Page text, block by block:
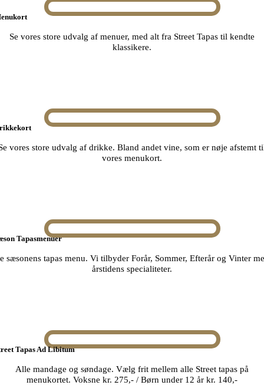
Se vores store udvalg af menuer, med alt fra Street Tapas til kendte
klassikere.
vores store udvalg af drikke. Bland andet vine, som er nøje afstemt
vores menukort.
Tapasmenuer
sæsonens tapas menu. Vi tilbyder Forår, Sommer, Efterår og Vinter
årstidens specialiteter.
Tapas Ad Libitum
Alle mandage og søndage. Vælg frit mellem alle Street tapas på
menukortet. Voksne kr. 275,- / Børn under 12 år kr. 140,-